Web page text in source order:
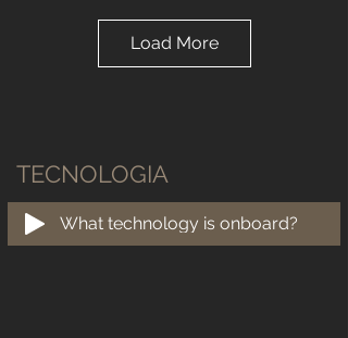
Load More
TECNOLOGIA
What technology is onboard?